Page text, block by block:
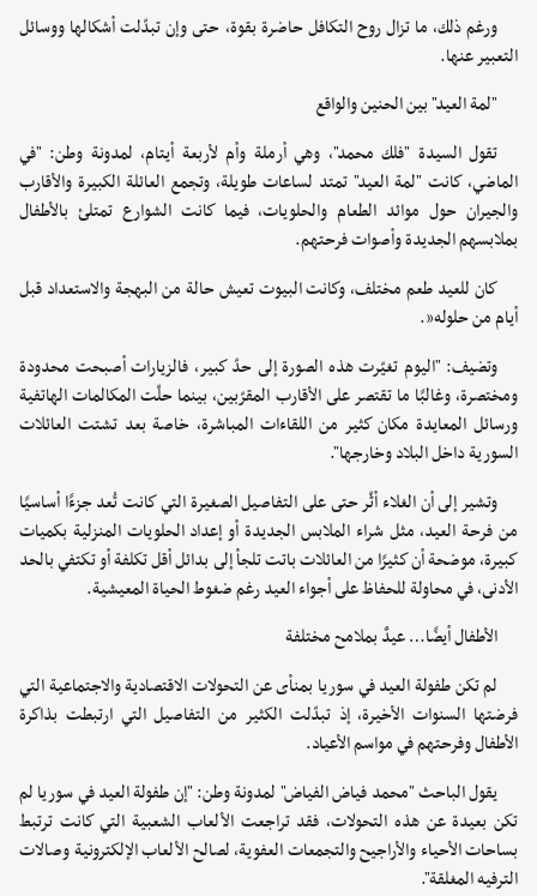
ورغم ذلك، ما تزال روح التكافل حاضرة بقوة، حتى وإن تبدّلت أشكالها ووسائل
التعبير عنها.
"لمة العيد" بين الحنين والواقع
تقول السيدة "فلك محمد"، وهي أرملة وأم لأربعة أيتام، لمدونة وطن: "في
الماضي، كانت "لمة العيد" تمتد لساعات طويلة، وتجمع العائلة الكبيرة والأقارب
والجيران حول موائد الطعام والحلويات، فيما كانت الشوارع تمتلئ بالأطفال
بملابسهم الجديدة وأصوات فرحتهم.
كان للعيد طعم مختلف، وكانت البيوت تعيش حالة من البهجة والاستعداد قبل
أيام من حلوله”.
وتضيف: "اليوم تغيّرت هذه الصورة إلى حدّ كبير، فالزيارات أصبحت محدودة
ومختصرة، وغالبًا ما تقتصر على الأقارب المقرّبين، بينما حلّت المكالمات الهاتفية
ورسائل المعايدة مكان كثير من اللقاءات المباشرة، خاصة بعد تشتت العائلات
السورية داخل البلاد وخارجها".
وتشير إلى أن الغلاء أثّر حتى على التفاصيل الصغيرة التي كانت تُعد جزءًا أساسيًا
من فرحة العيد، مثل شراء الملابس الجديدة أو إعداد الحلويات المنزلية بكميات
كبيرة، موضحة أن كثيرًا من العائلات باتت تلجأ إلى بدائل أقل تكلفة أو تكتفي بالحد
الأدنى، في محاولة للحفاظ على أجواء العيد رغم ضغوط الحياة المعيشية.
الأطفال أيضًا… عيدٌ بملامح مختلفة
لم تكن طفولة العيد في سوريا بمنأى عن التحولات الاقتصادية والاجتماعية التي
فرضتها السنوات الأخيرة، إذ تبدّلت الكثير من التفاصيل التي ارتبطت بذاكرة
الأطفال وفرحتهم في مواسم الأعياد.
يقول الباحث "محمد فياض الفياض" لمدونة وطن: "إن طفولة العيد في سوريا لم
تكن بعيدة عن هذه التحولات، فقد تراجعت الألعاب الشعبية التي كانت ترتبط
بساحات الأحياء والأراجيح والتجمعات العفوية، لصالح الألعاب الإلكترونية وصالات
الترفيه المغلقة".